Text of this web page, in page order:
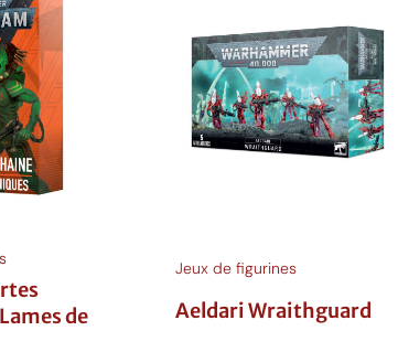
de
Jeux de figurines
Aeldari Wraithguard